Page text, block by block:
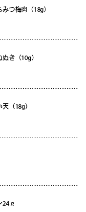
つ梅肉（18g）
き（10g）
（18g）
ｇ